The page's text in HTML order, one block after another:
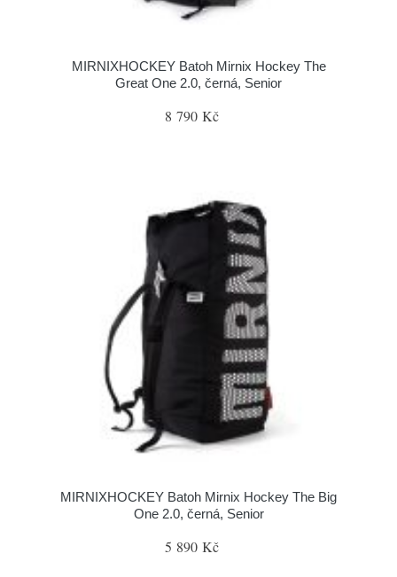
MIRNIXHOCKEY Batoh Mirnix Hockey The
Great One 2.0, černá, Senior
8 790 Kč
MIRNIXHOCKEY Batoh Mirnix Hockey The Big
One 2.0, černá, Senior
5 890 Kč